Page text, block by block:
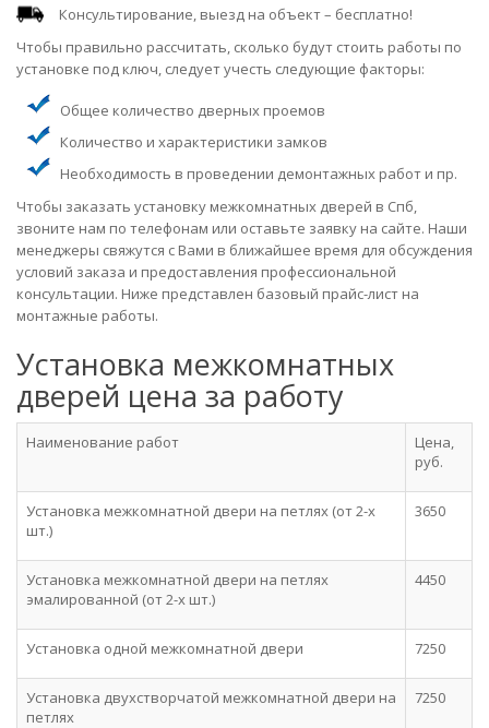
Консультирование, выезд на объект – бесплатно!
Чтобы правильно рассчитать, сколько будут стоить работы по
установке под ключ, следует учесть следующие факторы:
Общее количество дверных проемов
Количество и характеристики замков
Необходимость в проведении демонтажных работ и пр.
Чтобы заказать установку межкомнатных дверей в Спб,
звоните нам по телефонам или оставьте заявку на сайте. Наши
менеджеры свяжутся с Вами в ближайшее время для обсуждения
условий заказа и предоставления профессиональной
консультации. Ниже представлен базовый прайс-лист на
монтажные работы.
Установка межкомнатных
дверей цена за работу
Наименование работ
Цена,
руб.
Установка межкомнатной двери на петлях (от 2-х
шт.)
3650
Установка межкомнатной двери на петлях
эмалированной (от 2-х шт.)
4450
Установка одной межкомнатной двери 7250
Установка двухстворчатой межкомнатной двери на
петлях
7250